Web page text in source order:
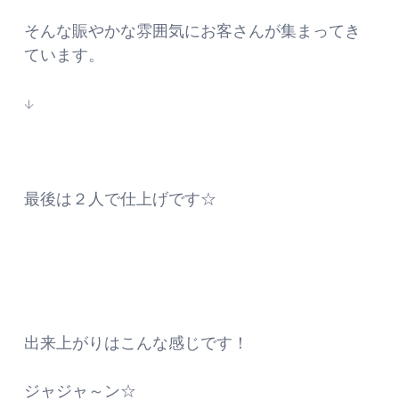
そんな賑やかな雰囲気にお客さんが集まってき
ています。
↓
最後は２人で仕上げです☆
出来上がりはこんな感じです！
ジャジャ～ン☆